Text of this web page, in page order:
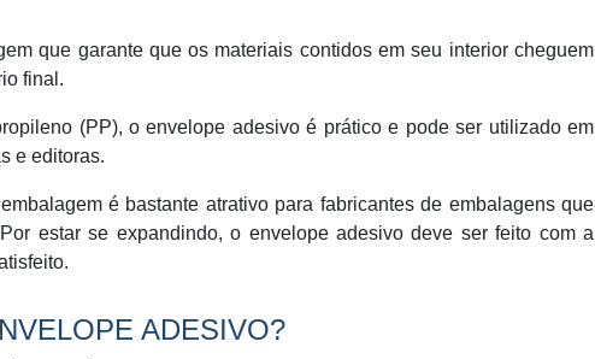
que garante que os materiais contidos em seu interior cheguem
final.
(PP), o envelope adesivo é prático e pode ser utilizado em
e editoras.
é bastante atrativo para fabricantes de embalagens que
estar se expandindo, o envelope adesivo deve ser feito com a
ADESIVO?